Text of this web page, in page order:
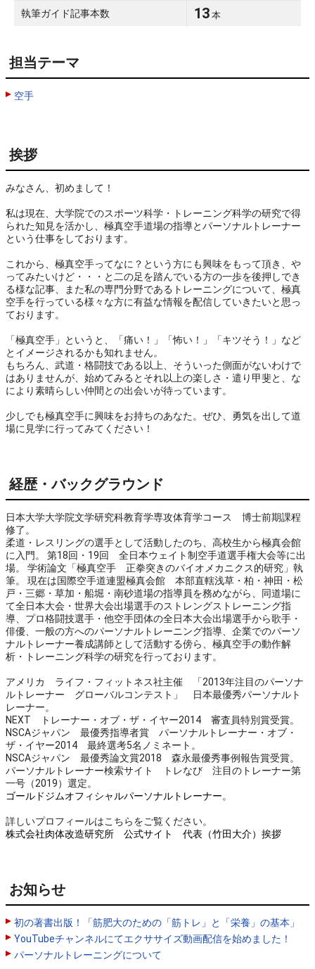
執筆ガイド記事本数 13 本
担当テーマ
空手
挨拶
みなさん、初めまして！
私は現在、大学院でのスポーツ科学・トレーニング科学の研究で得
られた知見を活かし、極真空手道場の指導とパーソナルトレーナー
という仕事をしております。
これから、極真空手ってなに？という方にも興味をもって頂き、や
ってみたいけど・・・と二の足を踏んでいる方の一歩を後押しでき
る様な記事、また私の専門分野であるトレーニングについて、極真
空手を行っている様々な方に有益な情報を配信していきたいと思っ
ております。
「極真空手」というと、「痛い！」「怖い！」「キツそう！」など
とイメージされるかも知れません。
もちろん、武道・格闘技である以上、そういった側面がないわけで
はありませんが、始めてみるとそれ以上の楽しさ・遣り甲斐と、な
により素晴らしい仲間との出会いが待っています。
少しでも極真空手に興味をお持ちのあなた。ぜひ、勇気を出して道
場に見学に行ってみてください！
経歴・バックグラウンド
日本大学大学院文学研究科教育学専攻体育学コース 博士前期課程
修了。
柔道・レスリングの選手として活動したのち、高校生から極真会館
に入門。 第18回・19回 全日本ウェイト制空手道選手権大会等に出
場。 学術論文「極真空手 正拳突きのバイオメカニクス的研究」執
筆。 現在は国際空手道連盟極真会館 本部直轄浅草・柏・神田・松
戸・三郷・草加・船堀・南砂道場の指導員を務めながら、同道場に
て全日本大会・世界大会出場選手のストレングストレーニング指
導、プロ格闘技選手・他空手団体の全日本大会出場選手から歌手・
俳優、一般の方へのパーソナルトレーニング指導、企業でのパーソ
ナルトレーナー養成講師として活動する傍ら、極真空手の動作解
析・トレーニング科学の研究を行っております。
アメリカ ライフ・フィットネス社主催 「2013年注目のパーソナ
ルトレーナー グローバルコンテスト」 日本最優秀パーソナルト
レーナー。
NEXT トレーナー・オブ・ザ・イヤー2014 審査員特別賞受賞。
NSCAジャパン 最優秀指導者賞 パーソナルトレーナー・オブ・
ザ・イヤー2014 最終選考5名ノミネート。
NSCAジャパン 最優秀論文賞2018 森永最優秀事例報告賞受賞。
パーソナルトレーナー検索サイト トレなび 注目のトレーナー第
一号（2019）選定。
ゴールドジムオフィシャルパーソナルトレーナー。
詳しいプロフィールはこちらをご覧ください。
株式会社肉体改造研究所 公式サイト 代表（竹田大介）挨拶
お知らせ
初の著書出版！「筋肥大のための「筋トレ」と「栄養」の基本」
YouTubeチャンネルにてエクササイズ動画配信を始めました！
パーソナルトレーニングについて